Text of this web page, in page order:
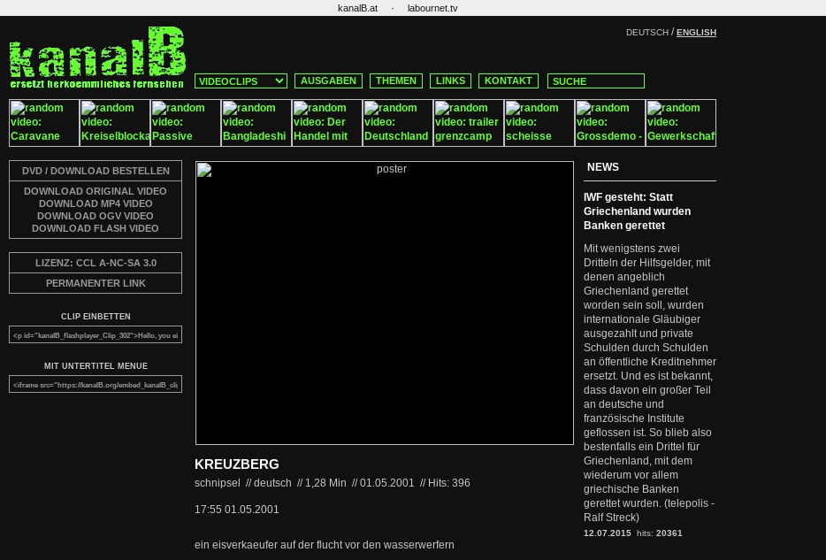
kanalB.at · labournet.tv
DEUTSCH /ENGLISH
AUSGABEN THEMEN LINKS KONTAKT
DVD / DOWNLOAD BESTELLEN
DOWNLOAD ORIGINAL VIDEO
DOWNLOAD MP4 VIDEO
DOWNLOAD OGV VIDEO
DOWNLOAD FLASH VIDEO
LIZENZ: CCL A-NC-SA 3.0
PERMANENTER LINK
CLIP EINBETTEN
MIT UNTERTITEL MENUE
KREUZBERG
schnipsel // deutsch // 1,28 Min //01.05.2001 // Hits: 396
17:55 01.05.2001
ein eisverkaeufer auf der flucht vor den wasserwerfern
NEWS
IWF gesteht: Statt
Griechenland wurden
Banken gerettet
Mit wenigstens zwei
Dritteln der Hilfsgelder, mit
denen angeblich
Griechenland gerettet
worden sein soll, wurden
internationale Gläubiger
ausgezahlt und private
Schulden durch Schulden
an öffentliche Kreditnehmer
ersetzt. Und es ist bekannt,
dass davon ein großer Teil
an deutsche und
französische Institute
geflossen ist. So blieb also
bestenfalls ein Drittel für
Griechenland, mit dem
wiederum vor allem
griechische Banken
gerettet wurden. (telepolis -
Ralf Streck)
12.07.2015 hits: 20361